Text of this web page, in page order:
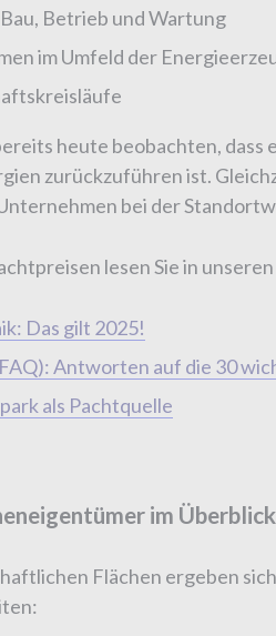
Betrieb und Wartung
im Umfeld der
heute beobachten,
zurückzuführen ist.
bei der
lesen Sie in
Das gilt 2025!
Antworten auf die 30
als Pachtquelle
im Überblick
Flächen ergeben